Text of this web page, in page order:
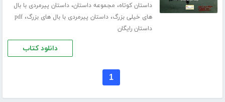
داستان کوتاه، مجموعه داستان،داستان پیرمردی با بال
های خیلی بزرگ،داستان پیرمردی با بال های بزرگ،pdf
داستان رایگان
دانلود کتاب
1